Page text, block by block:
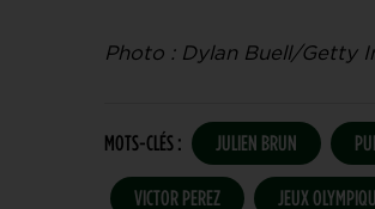
Photo : Dylan Buell/Getty
MOTS-CLÉS : JULIEN BRUN
VICTOR PEREZ JEUX